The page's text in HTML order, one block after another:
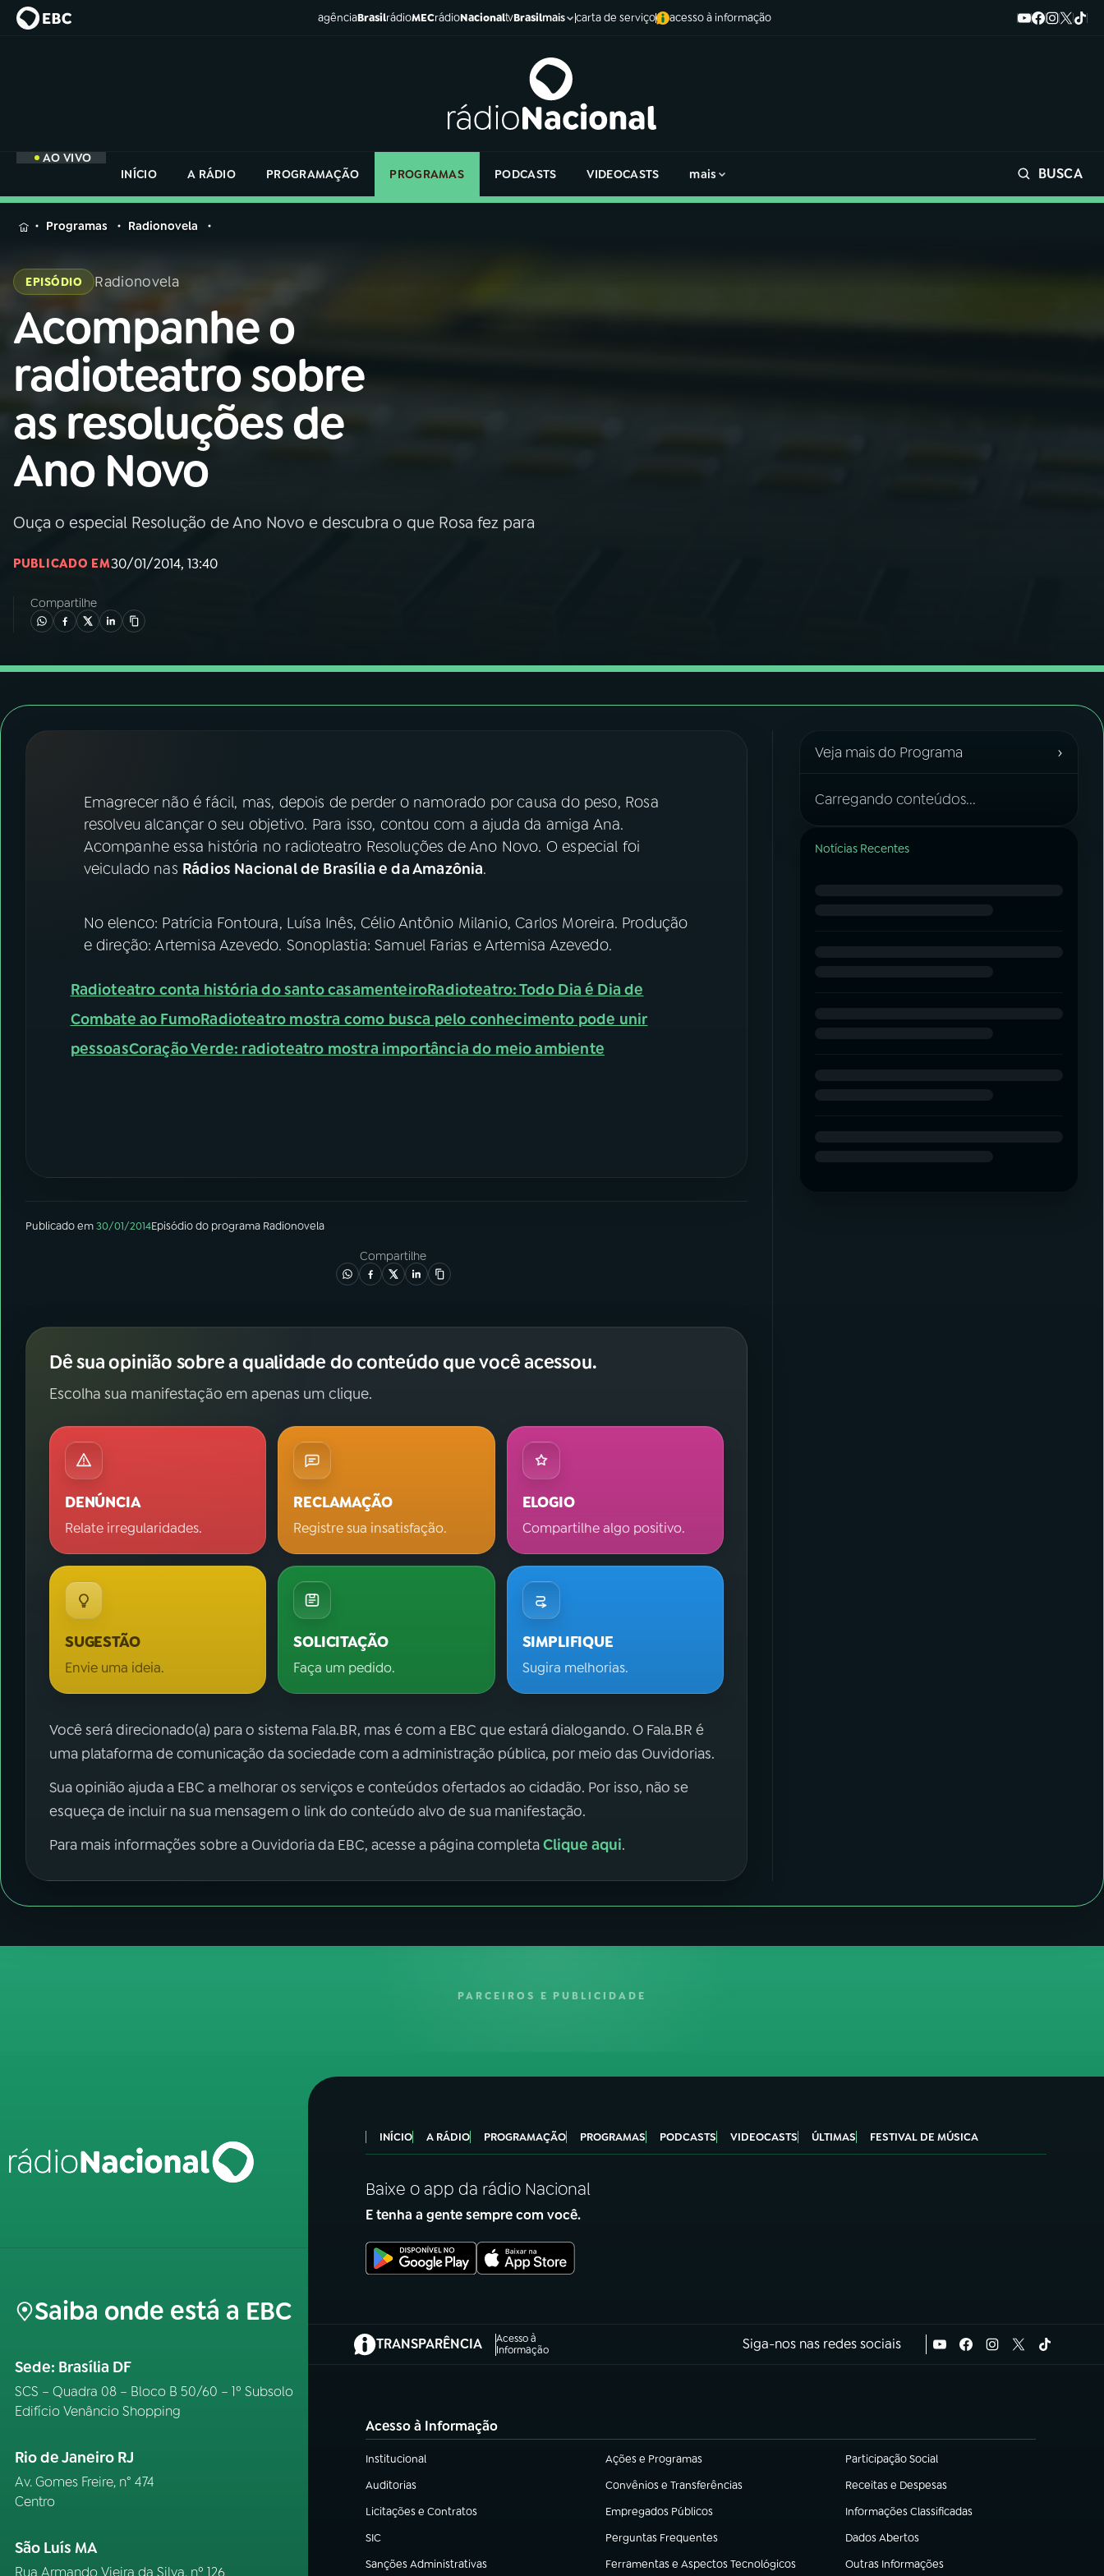
agênciaBrasilrádioMECrádioNacionaltvBrasilmais carta de serviço acesso à informação
AO VIVO
INÍCIO
A RÁDIO PROGRAMAÇÃO PROGRAMAS PODCASTS VIDEOCASTS mais BUSCA
MENU
Buscar
na
Rádio
Nacional
AO VIVO
01 INÍCIO
02A RÁDIO
03PROGRAMAÇÃO
05PODCASTS
FESTIVAL DE MÚSICA
ACOMPANHE A RÁDIO NACIONAL
Instagram X
na
Rádio
Programas Radionovela
EPISÓDIO Radionovela
Acompanhe o
radioteatro sobre
as resoluções de
Ano Novo
Ouça o especial Resolução de Ano Novo e descubra o que Rosa fez para
PUBLICADO EM30/01/2014, 13:40
Compartilhe
Emagrecer não é fácil, mas, depois de perder o namorado por causa do peso, Rosa
resolveu alcançar o seu objetivo. Para isso, contou com a ajuda da amiga Ana.
Acompanhe essa história no radioteatro Resoluções de Ano Novo. O especial foi
veiculado nas Rádios Nacional de Brasília e da Amazônia.
No elenco: Patrícia Fontoura, Luísa Inês, Célio Antônio Milanio, Carlos Moreira. Produção
e direção: Artemisa Azevedo. Sonoplastia: Samuel Farias e Artemisa Azevedo.
Radioteatro conta história do santo casamenteiroRadioteatro: Todo Dia é Dia de
Combate ao FumoRadioteatro mostra como busca pelo conhecimento pode unir
pessoasCoração Verde: radioteatro mostra importância do meio ambiente
Publicado em30/01/2014Episódiodo programa Radionovela
Compartilhe
Dê sua opinião sobre a qualidade do conteúdo que você acessou.
Escolha sua manifestação em apenas um clique.
DENÚNCIA
Relate irregularidades.
RECLAMAÇÃO
Registre sua insatisfação.
ELOGIO
Compartilhe algo positivo.
SUGESTÃO
Envie uma ideia.
SOLICITAÇÃO
Faça um pedido.
SIMPLIFIQUE
Sugira melhorias.
Você será direcionado(a) para o sistema Fala.BR, mas é com a EBC que estará dialogando. O Fala.BR é
uma plataforma de comunicação da sociedade com a administração pública, por meio das Ouvidorias.
Sua opinião ajuda a EBC a melhorar os serviços e conteúdos ofertados ao cidadão. Por isso, não se
esqueça de incluir na sua mensagem o link do conteúdo alvo de sua manifestação.
Para mais informações sobre a Ouvidoria da EBC, acesse a página completaClique aqui.
Veja mais do Programa ›
Carregando conteúdos...
Notícias Recentes
PARCEIROS E PUBLICIDADE
Saiba onde está a EBC
Sede: Brasília DF
SCS – Quadra 08 – Bloco B 50/60 – 1º Subsolo
Edifício Venâncio Shopping
Rio de Janeiro RJ
Av. Gomes Freire, n° 474
Centro
São Luís MA
Rua Armando Vieira da Silva, nº 126
INÍCIO A RÁDIO PROGRAMAÇÃO PROGRAMAS PODCASTS VIDEOCASTS ÚLTIMAS FESTIVAL DE MÚSICA
Baixe o app da rádio Nacional
E tenha a gente sempre com você.
TRANSPARÊNCIA
Acesso à
Informação
(abre em nova aba) Siga-nos nas redes sociais
Acesso à Informação
Institucional
(abre em nova aba) Ações e Programas
(abre em nova aba) Participação Social
(abre em nova aba)
Auditorias
(abre em nova aba) Convênios e Transferências
(abre em nova aba) Receitas e Despesas
(abre em nova aba)
Licitações e Contratos
(abre em nova aba) Empregados Públicos
(abre em nova aba) Informações Classificadas
(abre em nova aba)
SIC
(abre em nova aba) Perguntas Frequentes
(abre em nova aba) Dados Abertos
(abre em nova aba)
Sanções Administrativas
(abre em nova aba) Ferramentas e Aspectos Tecnológicos
(abre em nova aba) Outras Informações
(abre em nova aba)